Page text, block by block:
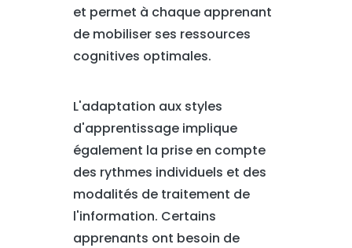
et permet à chaque apprenant
de mobiliser ses ressources
cognitives optimales.
L'adaptation aux styles
d'apprentissage implique
également la prise en compte
des rythmes individuels et des
modalités de traitement de
l'information. Certains
apprenants ont besoin de